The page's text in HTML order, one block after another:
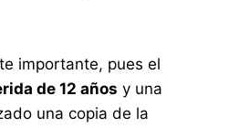
importante, pues el
de 12 años y una
una copia de la